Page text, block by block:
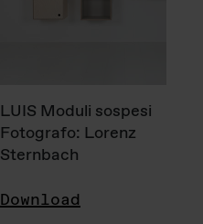
LUIS Moduli sospesi
Fotografo: Lorenz
Sternbach
Download